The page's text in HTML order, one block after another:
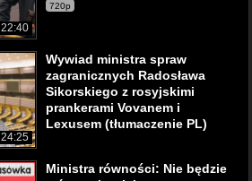
22:40
720p
24:25
Wywiad ministra spraw
zagranicznych Radosława
Sikorskiego z rosyjskimi
prankerami Vovanem i
Lexusem (tłumaczenie PL)
Ministra równości: Nie będzie